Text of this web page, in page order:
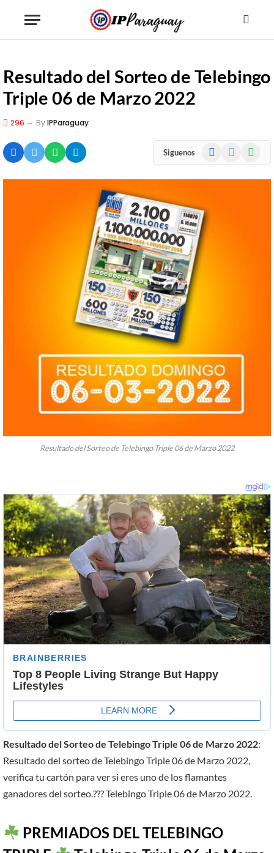
Resultado del Sorteo de Telebingo
Triple 06 de Marzo 2022
296 ByIPParaguay
Siguenos Facebook
Resultado del Sorteo de Telebingo Triple 06 de Marzo 2022
Resultado del Sorteo de Telebingo Triple 06 de Marzo 2022:
Resultado del sorteo de Telebingo Triple 06 de Marzo 2022,
verifica tu cartón para ver si eres uno de los flamantes
ganadores del sorteo.??? Telebingo Triple 06 de Marzo 2022.
PREMIADOS DEL TELEBINGO